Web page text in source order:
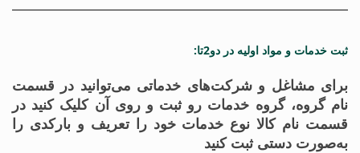
ثبت خدمات و مواد اولیه در دو2تا:
برای مشاغل و شرکت‌های خدماتی می‌توانید در قسمت
نام گروه، گروه خدمات رو ثبت و روی آن کلیک کنید در
قسمت نام کالا نوع خدمات خود را تعریف و بارکدی را
به‌صورت دستی ثبت کنید